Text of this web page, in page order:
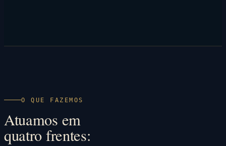
O QUE FAZEMOS
Atuamos em
quatro frentes: